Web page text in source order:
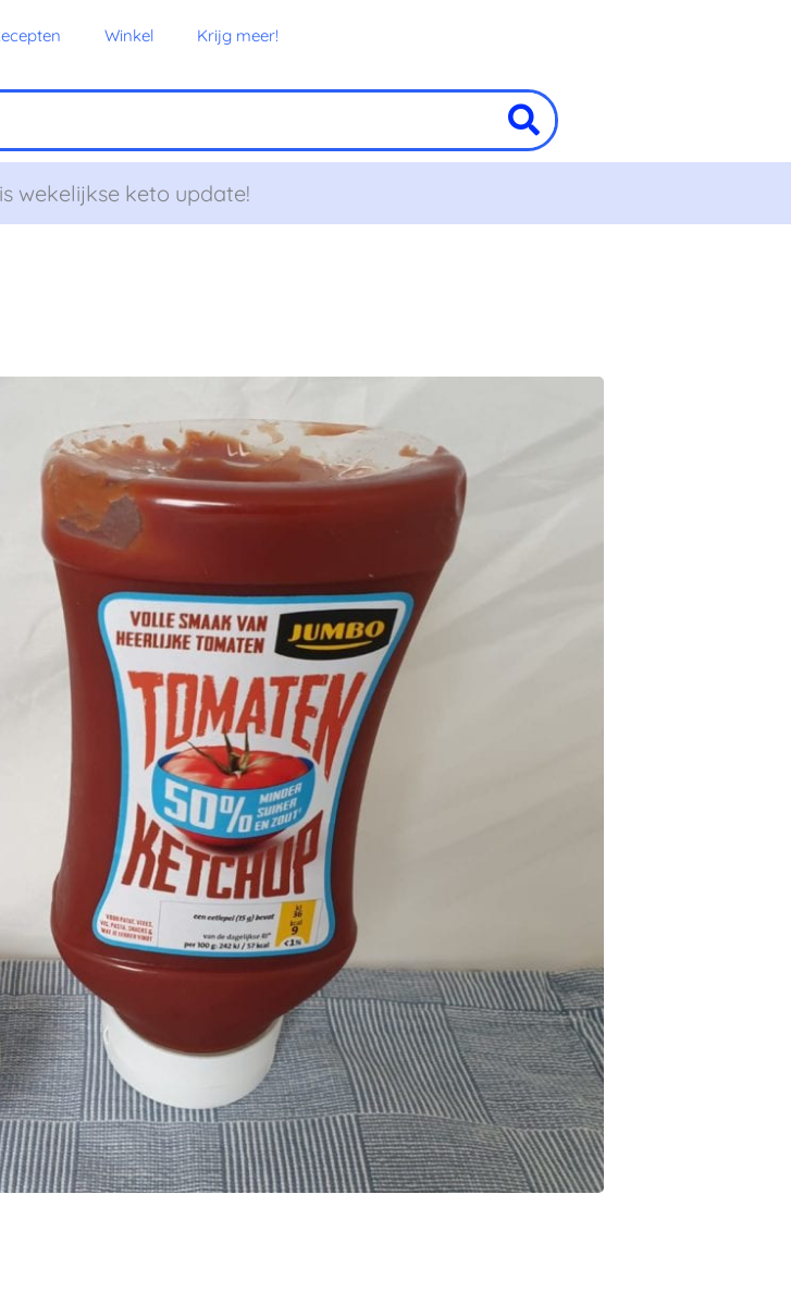
Winkel Krijg meer!
wekelijkse keto update!